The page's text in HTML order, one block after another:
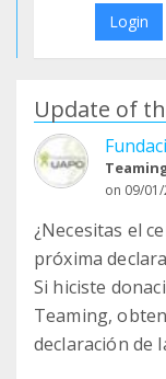
Login
Update of
on 09/
¿Necesitas el
próxima
Si hiciste
Teaming,
declaración de